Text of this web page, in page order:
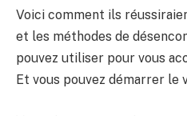
Voici comment ils
et les méthodes de
pouvez utiliser pour vous
Et vous pouvez démarrer le